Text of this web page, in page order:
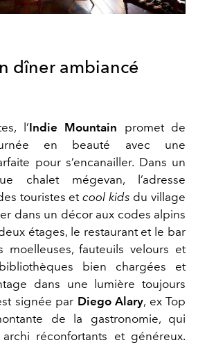
dîner ambiancé
l’Indie Mountain promet de
en beauté avec une
pour s’encanailler. Dans un
chalet mégevan, l’adresse
touristes et cool kids du village
dans un décor aux codes alpins
étages, le restaurant et le bar
moelleuses, fauteuils velours et
bien chargées et
dans une lumière toujours
signée par Diego Alary, ex Top
de la gastronomie, qui
réconfortants et généreux.